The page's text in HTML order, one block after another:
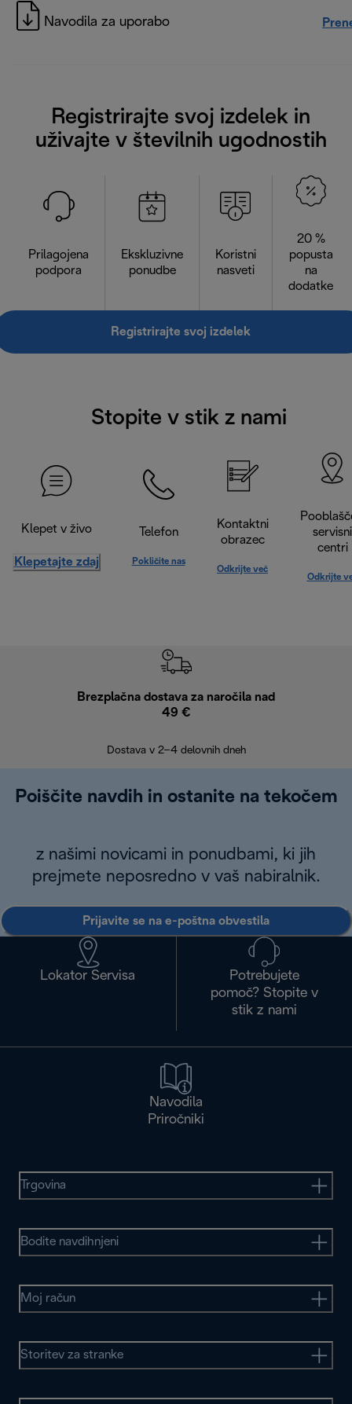
Navodila za uporabo
Registrirajte svoj izdelek in
uživajte v številnih ugodnostih
Prilagojena
podpora
Ekskluzivne
ponudbe
Koristni
nasveti
20 %
popusta
na
dodatke
Registrirajte svoj izdelek
Stopite v stik z nami
Klepet v živo
Klepetajte zdaj
Telefon
Pokličite nas
Kontaktni
obrazec
Odkrijte več
servisni
centri
Odkrijte
Brezplačna dostava za naročila nad
49 €
Dostava v 2–4 delovnih dneh
Poiščite navdih in ostanite na tekočem
z našimi novicami in ponudbami, ki jih
prejmete neposredno v vaš nabiralnik.
Prijavite se na e-poštna obvestila
Lokator Servisa
Potrebujete
pomoč? Stopite v
stik z nami
Navodila
Priročniki
Trgovina
Bodite navdihnjeni
Moj račun
Storitev za stranke